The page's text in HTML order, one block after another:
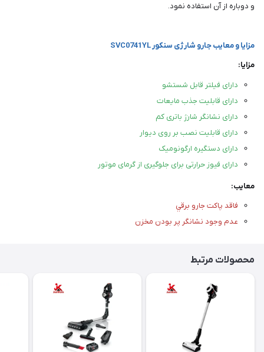
و دوباره از آن استفاده نمود.
مزایا و معایب جارو شارژی سنکور SVC0741YL
مزایا:
دارای فیلتر قابل شستشو
دارای قابلیت جذب مایعات
دارای نشانگر شارژ باتری کم
دارای قابلیت نصب بر روی دیوار
دارای دستگیره ارگونومیک
دارای فیوز حرارتی برای جلوگیری از گرمای موتور
معایب:
فاقد پاکت جارو برقي
عدم وجود نشانگر پر بودن مخزن
محصولات مرتبط